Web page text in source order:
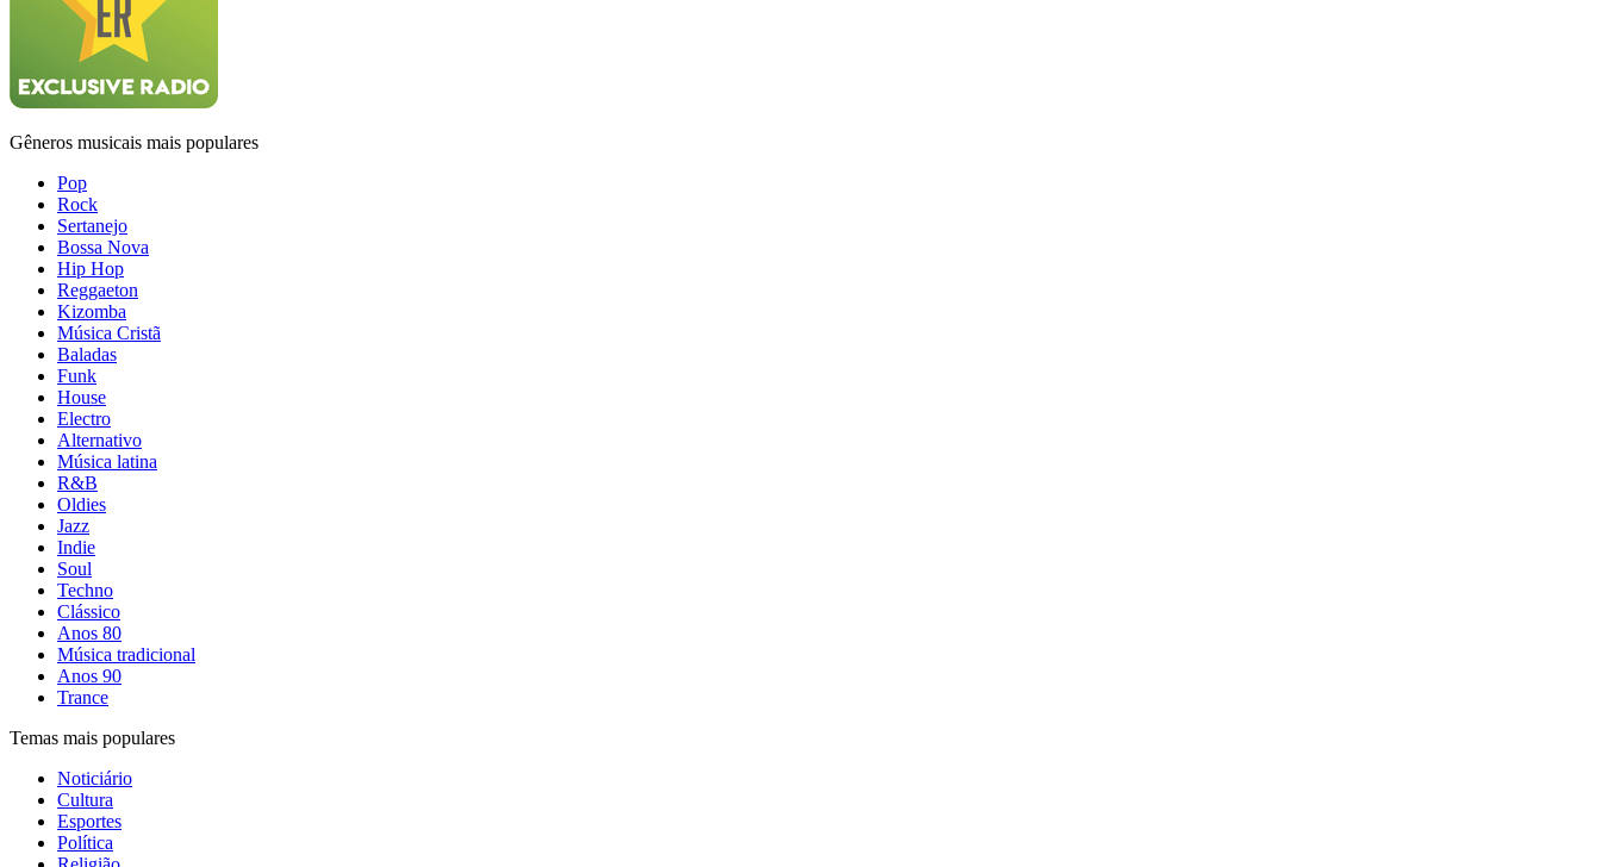
Gêneros musicais mais populares
Pop
Rock
Sertanejo
Bossa Nova
Hip Hop
Reggaeton
Kizomba
Música Cristã
Baladas
Funk
House
Electro
Alternativo
Música latina
R&B
Oldies
Jazz
Indie
Soul
Techno
Clássico
Anos 80
Música tradicional
Anos 90
Trance
Temas mais populares
Noticiário
Cultura
Esportes
Política